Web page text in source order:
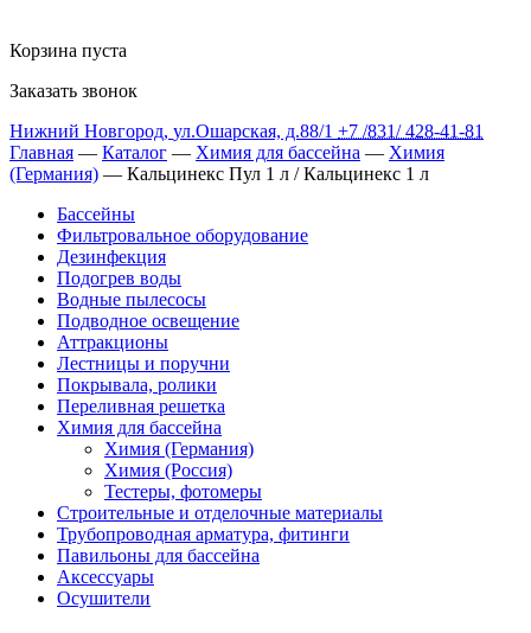
Корзина пуста
Заказать звонок
Нижний Новгород, ул.Ошарская, д.88/1 +7 /831/428-41-81
Главная — Каталог — Химия для бассейна — Химия
(Германия) — Кальцинекс Пул 1 л / Кальцинекс 1 л
Бассейны
Фильтровальное оборудование
Дезинфекция
Подогрев воды
Водные пылесосы
Подводное освещение
Аттракционы
Лестницы и поручни
Покрывала, ролики
Переливная решетка
Химия для бассейна
Химия (Германия)
Химия (Россия)
Тестеры, фотомеры
Строительные и отделочные материалы
Трубопроводная арматура, фитинги
Павильоны для бассейна
Аксессуары
Осушители